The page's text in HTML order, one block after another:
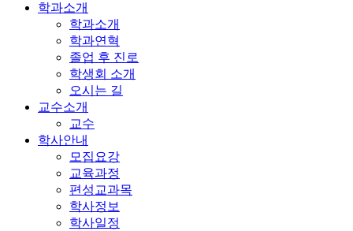
학과소개
학과소개
학과연혁
졸업 후 진로
학생회 소개
오시는 길
교수소개
교수
학사안내
모집요강
교육과정
편성교과목
학사정보
학사일정